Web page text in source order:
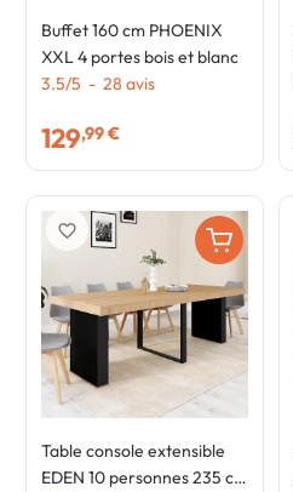
Buffet 160 cm PHOENIX
XXL 4 portes bois et blanc
3.5/5 - 28 avis
129,99 €
Table console extensible
EDEN 10 personnes 235 cm
favorite_border